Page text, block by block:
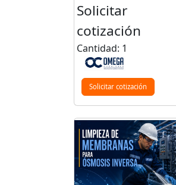
Solicitar
cotización
Cantidad: 1
Solicitar cotización